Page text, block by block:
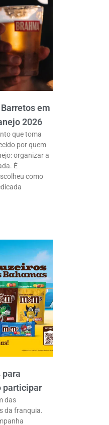
em
2026
que toma
por quem
organizar a
É
como
para
participar
das
da franquia.